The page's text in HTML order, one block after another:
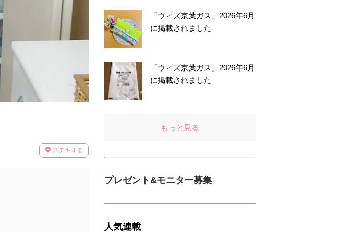
ステキする
「ウィズ京葉ガス」2026年6月
に掲載されました
「ウィズ京葉ガス」2026年6月
に掲載されました
もっと見る
プレゼント&モニター募集
人気連載